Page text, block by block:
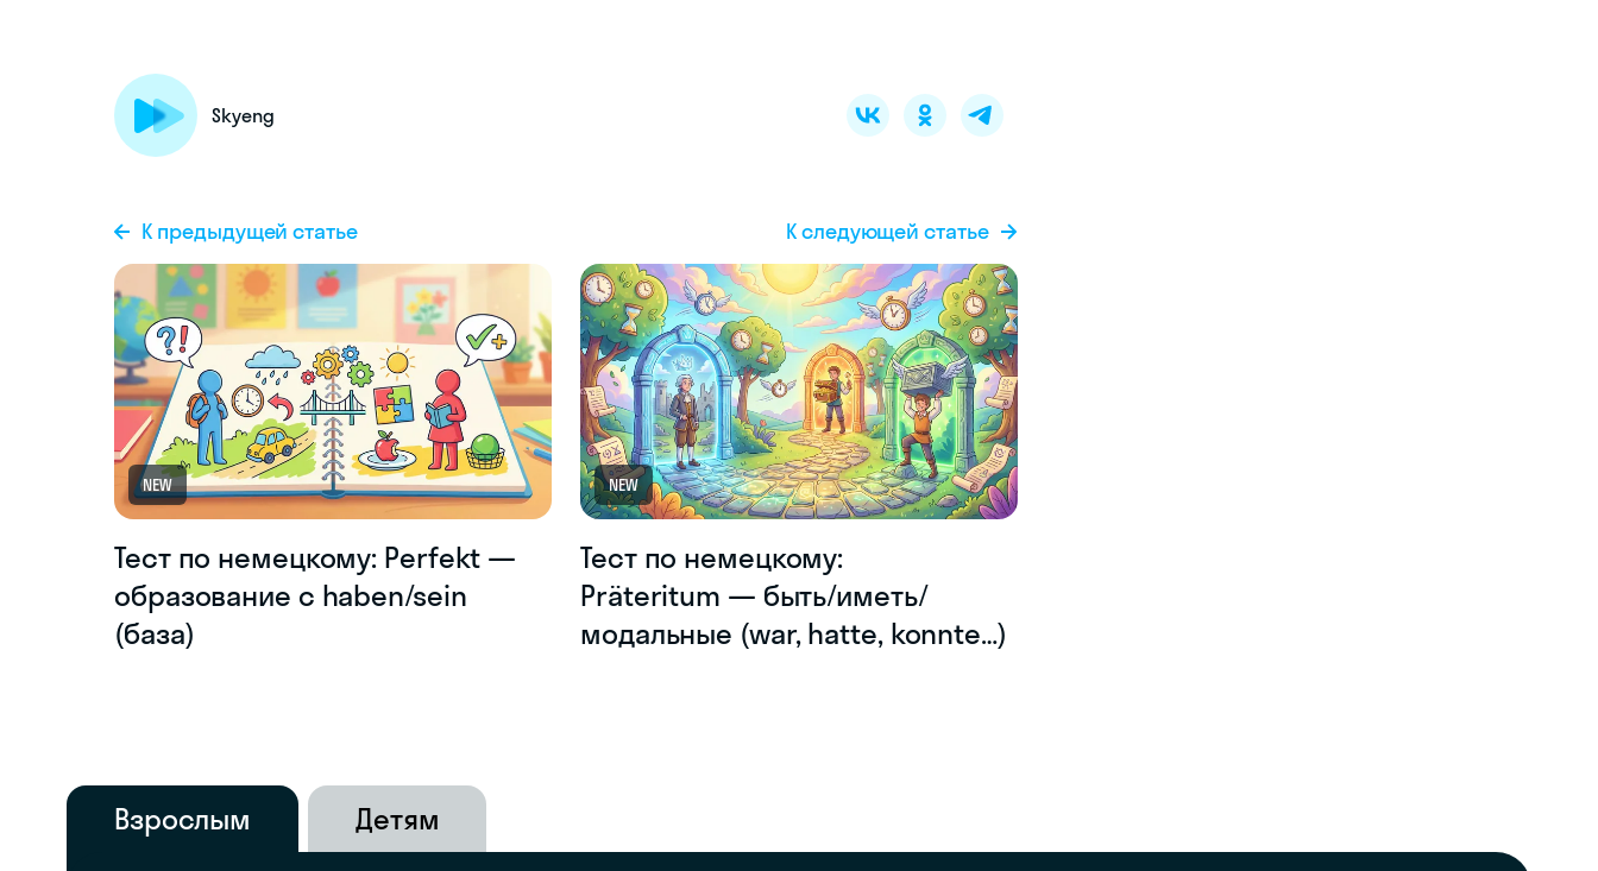
Skyeng
К предыдущей статье
NEW
Тест по немецкому: Perfekt —
образование с haben/sein
(база)
К следующей статье
NEW
Тест по немецкому:
Präteritum — быть/иметь/
модальные (war, hatte, konnte…)
Взрослым Детям